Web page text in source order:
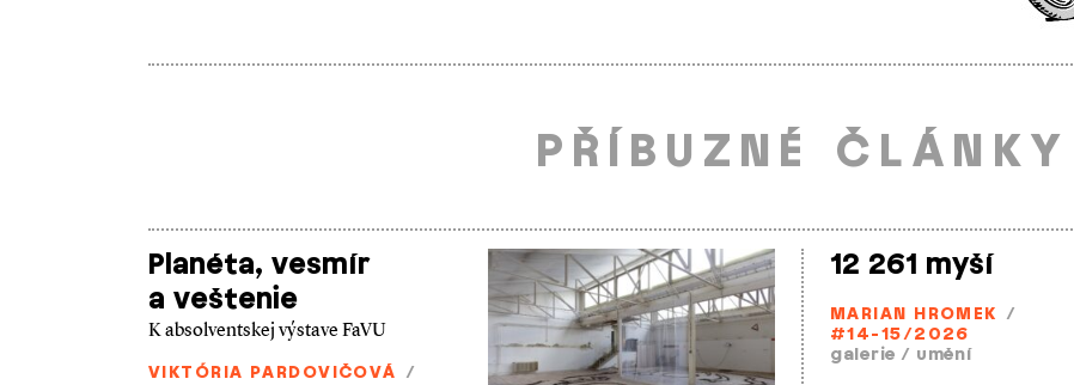
PŘÍBUZNÉ ČLÁNKY
Planéta, vesmír
a veštenie
K absolventskej výstave FaVU
VIKTÓRIA PARDOVIČOVÁ /
12 261 myší
MARIAN HROMEK /
#14-15/2026
galerie / umění